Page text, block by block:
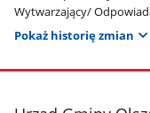
Wytwarzający/
Pokaż historię zmian